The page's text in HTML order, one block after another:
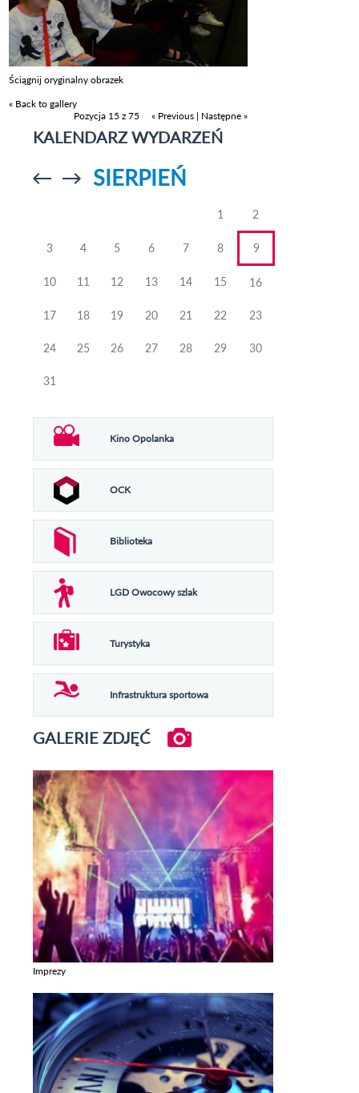
Ściągnij oryginalny obrazek
« Back to gallery
Pozycja 15 z 75
« Previous | Następne »
KALENDARZ WYDARZEŃ
Przejdź doPrzejdź do
SIERPIEŃ
1 2
3 4 5 6 7 8 9
10 11 12 13 14 15 16
17 18 19 20 21 22 23
24 25 26 27 28 29 30
31
Kino Opolanka
OCK
Biblioteka
LGD Owocowy szlak
Turystyka
Infrastruktura sportowa
GALERIE ZDJĘĆ
Imprezy